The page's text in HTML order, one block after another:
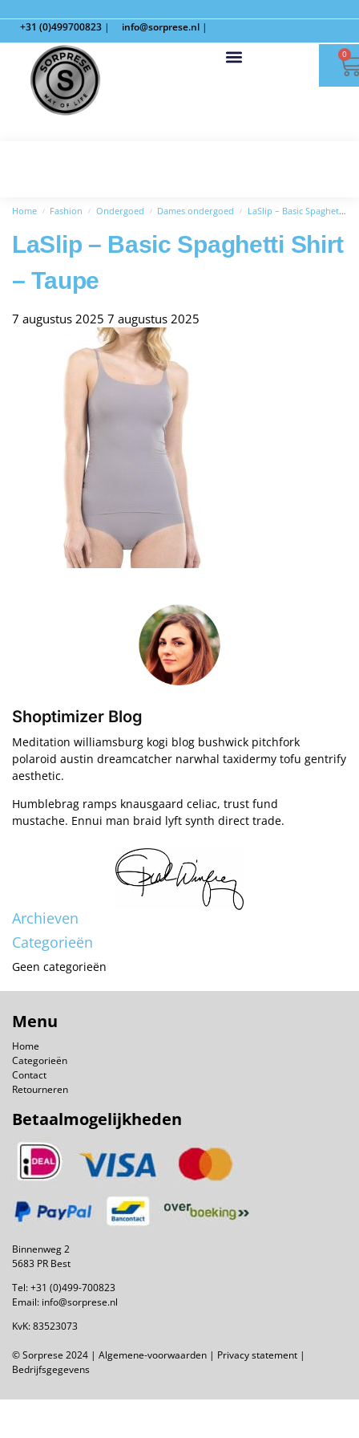
+31 (0)499700823 | info@sorprese.nl |
0
Home / Fashion / Ondergoed / Dames ondergoed / LaSlip – Basic Spaghetti Shirt – Taupe
LaSlip – Basic Spaghetti Shirt
– Taupe
7 augustus 2025 7 augustus 2025
Shoptimizer Blog
Meditation williamsburg kogi blog bushwick pitchfork
polaroid austin dreamcatcher narwhal taxidermy tofu gentrify
aesthetic.
Humblebrag ramps knausgaard celiac, trust fund
mustache. Ennui man braid lyft synth direct trade.
Archieven
Categorieën
Geen categorieën
Menu
Home
Categorieën
Contact
Retourneren
Betaalmogelijkheden
Binnenweg 2
5683 PR Best
Tel:+31 (0)499-700823
Email: info@sorprese.nl
KvK: 83523073
© Sorprese 2024 | Algemene-voorwaarden | Privacy statement |
Bedrijfsgegevens